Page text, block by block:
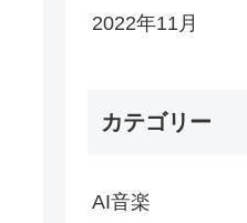
2022年11月
カテゴリー
AI音楽